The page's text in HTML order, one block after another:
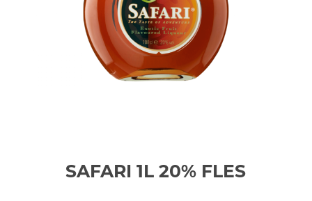
SAFARI 1L 20% FLES